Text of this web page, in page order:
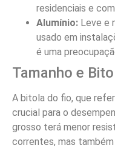
residenciais e
Alumínio: Leve e
usado em
é uma
Tamanho e
A bitola do fio, que
crucial para o
grosso terá menor
correntes, mas